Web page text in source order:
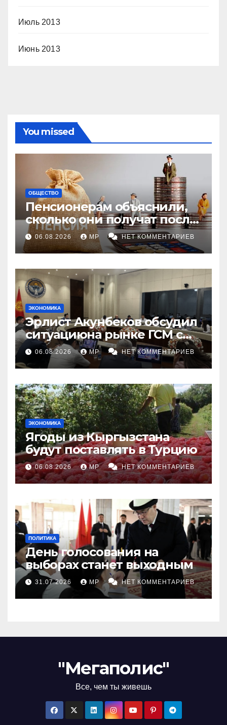
Июль 2013
Июнь 2013
You missed
ОБЩЕСТВО
Пенсионерам объяснили,
сколько они получат после
индексации
06.08.2026 MP НЕТ КОММЕНТАРИЕВ
ЭКОНОМИКА
Эрлист Акунбеков обсудил
ситуациюна рынке ГСМ с
топливными компаниями
06.08.2026 MP НЕТ КОММЕНТАРИЕВ
ЭКОНОМИКА
Ягоды из Кыргызстана
будут поставлять в Турцию
06.08.2026 MP НЕТ КОММЕНТАРИЕВ
ПОЛИТИКА
День голосования на
выборах станет выходным
31.07.2026 MP НЕТ КОММЕНТАРИЕВ
"Мегаполис"
Все, чем ты живешь